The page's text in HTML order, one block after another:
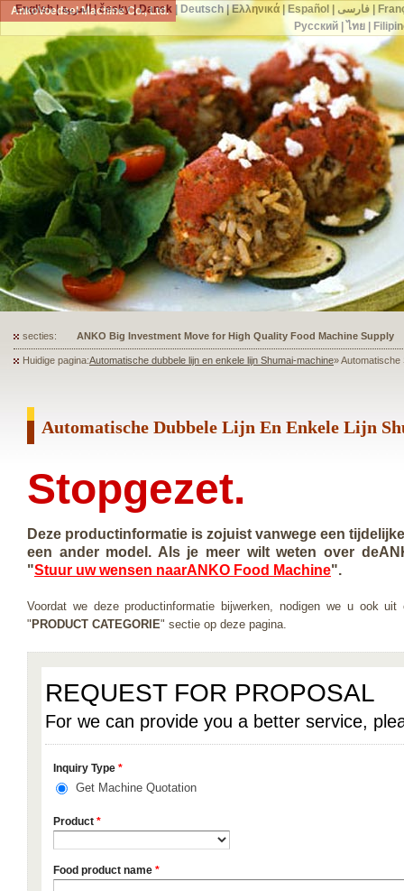
AnkoVoedsel Machine Co., Ltd.
secties: ANKO's Food Processing Equipment Assists a Shoe Seller to Start
Huidige pagina:Automatische dubbele lijn en enkele lijn Shumai-machine» Automatische
Automatische Dubbele Lijn En Enkele Lijn
Stopgezet.
Deze productinformatie is zojuist vanwege een
een ander model. Als je meer wilt weten over
"Stuur uw wensen naarANKO Food Machine".
Voordat we deze productinformatie bijwerken, nodigen we u ook
" PRODUCT CATEGORIE" sectie op deze pagina.
English|العربية|česky|Dansk| Deutsch|Ελληνικά|Español فارسی|
Русский| ไทย|